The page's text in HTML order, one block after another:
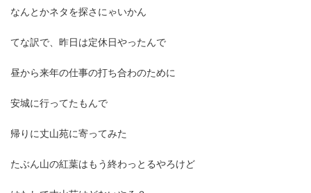
なんとかネタを探さにゃいかん
てな訳で、昨日は定休日やったんで
昼から来年の仕事の打ち合わのために
安城に行ってたもんで
帰りに丈山苑に寄ってみた
たぶん山の紅葉はもう終わっとるやろけど